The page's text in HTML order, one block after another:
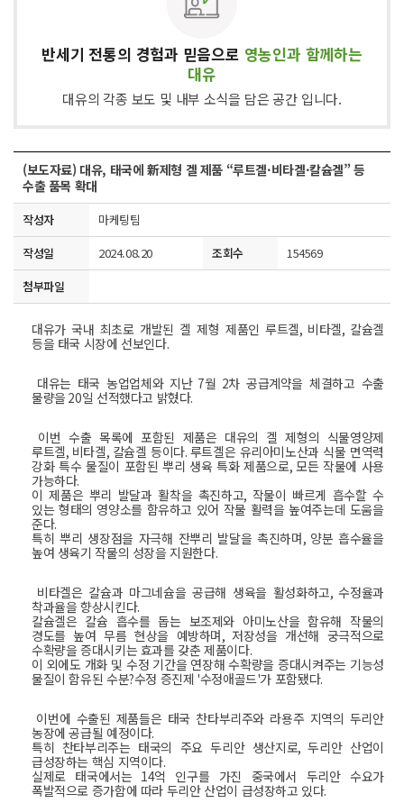
반세기 전통의 경험과 믿음으로 영농인과 함께하는
대유
대유의 각종 보도 및 내부 소식을 담은 공간 입니다.
(보도자료) 대유, 태국에 新제형 겔 제품 “루트겔·비타겔·칼슘겔” 등
수출 품목 확대
작성자
마케팅팀
작성일
2024.08.20 조회수
154569
첨부파일
대유가 국내 최초로 개발된 겔 제형 제품인 루트겔, 비타겔, 칼슘겔
등을 태국 시장에 선보인다.
대유는 태국 농업업체와 지난7월 2차 공급계약을 체결하고 수출
물량을20일 선적했다고 밝혔다.
이번 수출 목록에 포함된 제품은 대유의 겔 제형의 식물영양제
루트겔, 비타겔, 칼슘겔 등이다. 루트겔은 유리아미노산과 식물 면역력
강화 특수 물질이 포함된 뿌리 생육 특화 제품으로, 모든 작물에 사용
가능하다.
이 제품은 뿌리 발달과 활착을 촉진하고, 작물이 빠르게 흡수할 수
있는 형태의 영양소를 함유하고 있어 작물 활력을 높여주는데 도움을
준다.
특히 뿌리 생장점을 자극해 잔뿌리 발달을 촉진하며, 양분 흡수율을
높여 생육기 작물의 성장을지원한다.
비타겔은 칼슘과 마그네슘을 공급해 생육을 활성화하고,수정율과
착과율을향상시킨다.
칼슘겔은 칼슘 흡수를 돕는 보조제와 아미노산을 함유해 작물의
경도를 높여 무름 현상을 예방하며,저장성을 개선해 궁극적으로
수확량을증대시키는효과를 갖춘제품이다.
이 외에도 개화 및 수정 기간을 연장해 수확량을 증대시켜주는 기능성
물질이 함유된 수분?수정 증진제 '수정애골드'가 포함됐다.
이번에 수출된 제품들은 태국 찬타부리주와 라용주 지역의 두리안
농장에 공급될 예정이다.
특히 찬타부리주는 태국의 주요 두리안 생산지로,두리안 산업이
급성장하는 핵심 지역이다.
실제로 태국에서는14억 인구를 가진 중국에서 두리안 수요가
폭발적으로 증가함에 따라 두리안 산업이 급성장하고 있다.